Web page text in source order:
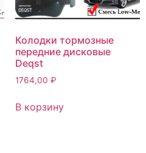
Колодки тормозные
передние дисковые
Deqst
1764,00 ₽
В корзину